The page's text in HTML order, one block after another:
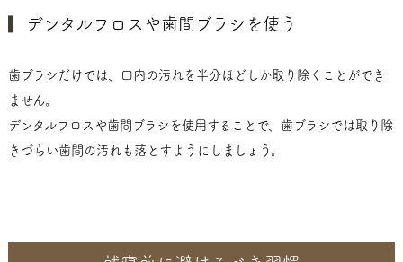
デンタルフロスや歯間ブラシを使う
歯ブラシだけでは、口内の汚れを半分ほどしか取り除くことができ
ません。
デンタルフロスや歯間ブラシを使用することで、歯ブラシでは取り除
きづらい歯間の汚れも落とすようにしましょう。